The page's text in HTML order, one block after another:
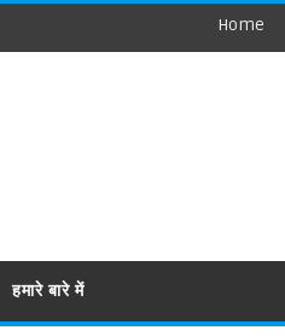
Home
हमारे बारे में